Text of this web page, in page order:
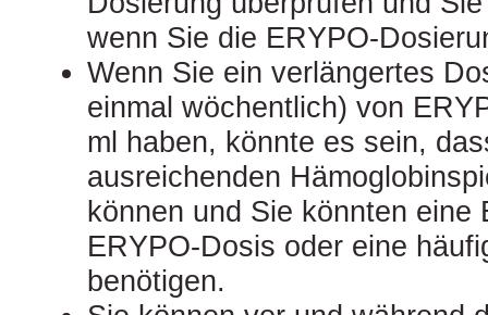
wenn Sie die ERYPO-
Wenn Sie ein verlängertes
einmal wöchentlich) von
ml haben, könnte es sein,
ausreichenden
können und Sie könnten eine
ERYPO-Dosis oder eine
benötigen.